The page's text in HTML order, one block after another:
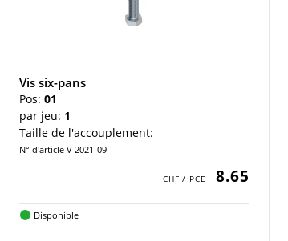
Vis six-pans
Pos: 01
par jeu: 1
Taille de l'accouplement:
N° d'article V 2021-09
8.65
Disponible